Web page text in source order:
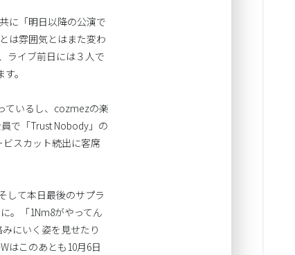
に「明日以降の公演で
は雰囲気とはまた変わ
ライブ前日には３人で
す。
ているし、cozmezの楽
で「Trust Nobody」の
スカット続出に客席
して本日最後のサプラ
。「1Nm8がやってん
にいく姿を見せたり
はこのあとも10月6日